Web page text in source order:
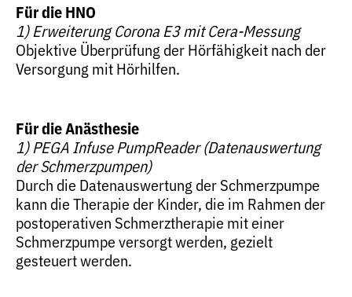
Für die HNO
1) Erweiterung Corona E3 mit Cera-Messung
Objektive Überprüfung der Hörfähigkeit nach der
Versorgung mit Hörhilfen.
Für die Anästhesie
1) PEGA Infuse PumpReader (Datenauswertung
der Schmerzpumpen)
Durch die Datenauswertung der Schmerzpumpe
kann die Therapie der Kinder, die im Rahmen der
postoperativen Schmerztherapie mit einer
Schmerzpumpe versorgt werden, gezielt
gesteuert werden.